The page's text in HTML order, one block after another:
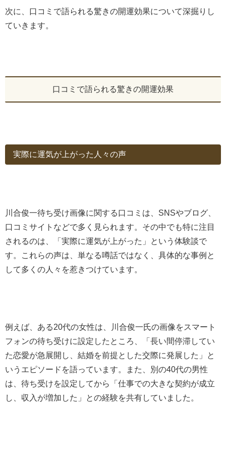
次に、口コミで語られる驚きの開運効果について深掘りし
ていきます。
口コミで語られる驚きの開運効果
実際に運気が上がった人々の声
川合俊一待ち受け画像に関する口コミは、SNSやブログ、
口コミサイトなどで多く見られます。その中でも特に注目
されるのは、「実際に運気が上がった」という体験談で
す。これらの声は、単なる噂話ではなく、具体的な事例と
して多くの人々を惹きつけています。
例えば、ある20代の女性は、川合俊一氏の画像をスマート
フォンの待ち受けに設定したところ、「長い間停滞してい
た恋愛が急展開し、結婚を前提とした交際に発展した」と
いうエピソードを語っています。また、別の40代の男性
は、待ち受けを設定してから「仕事での大きな契約が成立
し、収入が増加した」との経験を共有していました。